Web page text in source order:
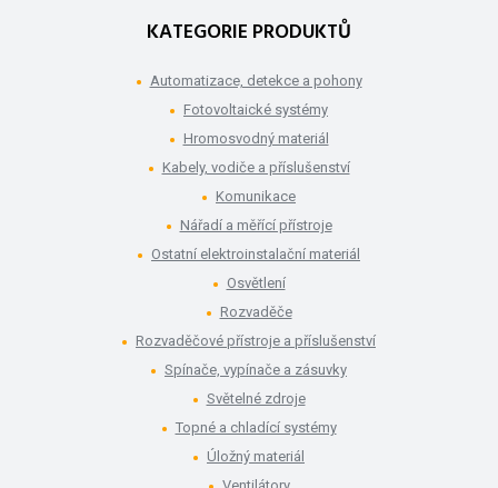
KATEGORIE PRODUKTŮ
Automatizace, detekce a pohony
Fotovoltaické systémy
Hromosvodný materiál
Kabely, vodiče a příslušenství
Komunikace
Nářadí a měřící přístroje
Ostatní elektroinstalační materiál
Osvětlení
Rozvaděče
Rozvaděčové přístroje a příslušenství
Spínače, vypínače a zásuvky
Světelné zdroje
Topné a chladící systémy
Úložný materiál